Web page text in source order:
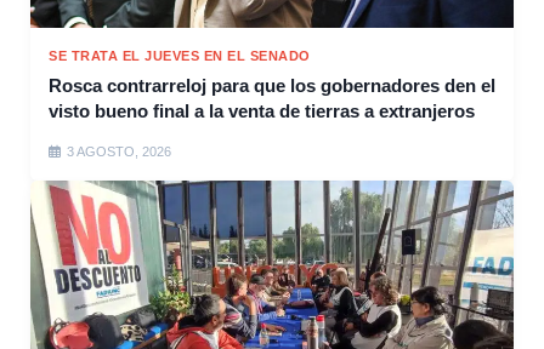
SE TRATA EL JUEVES EN EL SENADO
Rosca contrarreloj para que los gobernadores den el
visto bueno final a la venta de tierras a extranjeros
3 AGOSTO, 2026